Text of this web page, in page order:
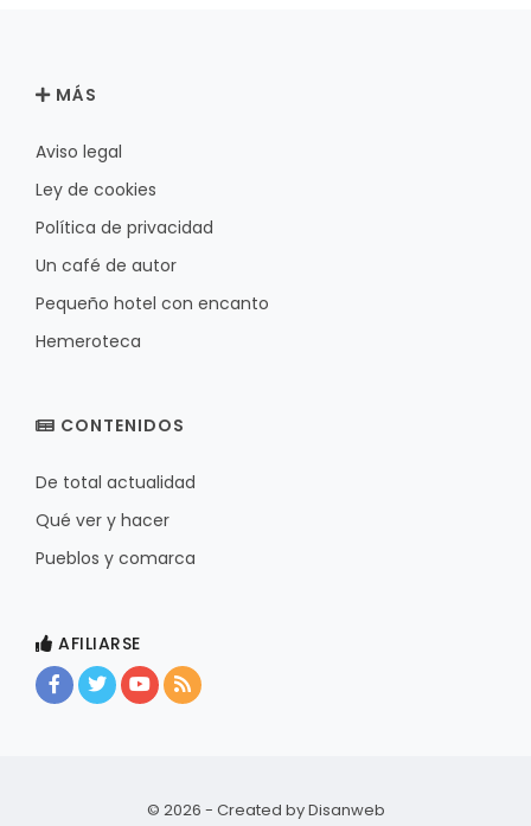
MÁS
Aviso legal
Ley de cookies
Política de privacidad
Un café de autor
Pequeño hotel con encanto
Hemeroteca
CONTENIDOS
De total actualidad
Qué ver y hacer
Pueblos y comarca
AFILIARSE
© 2026 - Created byDisanweb